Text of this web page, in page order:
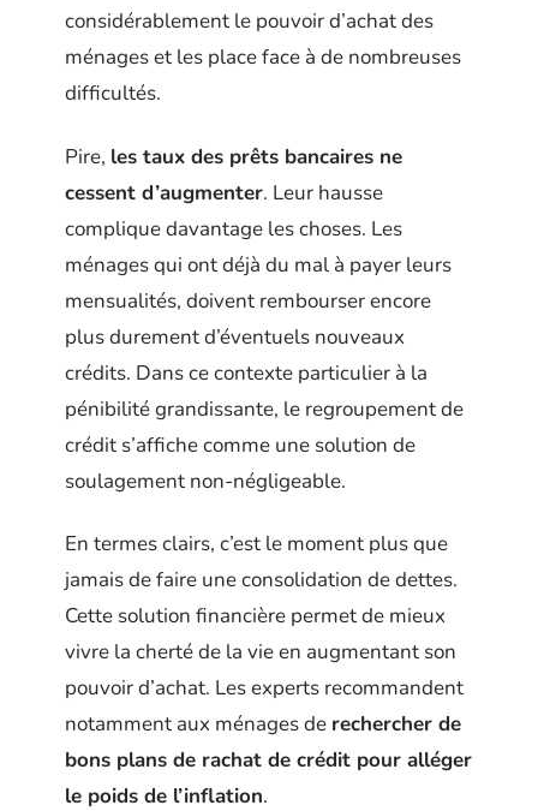
considérablement le pouvoir d’achat des
ménages et les place face à de nombreuses
difficultés.
Pire, les taux des prêts bancaires ne
cessent d’augmenter. Leur hausse
complique davantage les choses. Les
ménages qui ont déjà du mal à payer leurs
mensualités, doivent rembourser encore
plus durement d’éventuels nouveaux
crédits. Dans ce contexte particulier à la
pénibilité grandissante, le regroupement de
crédit s’affiche comme une solution de
soulagement non-négligeable.
En termes clairs, c’est le moment plus que
jamais de faire une consolidation de dettes.
Cette solution financière permet de mieux
vivre la cherté de la vie en augmentant son
pouvoir d’achat. Les experts recommandent
notamment aux ménages de rechercher de
bons plans de rachat de crédit pour alléger
le poids de l’inflation.